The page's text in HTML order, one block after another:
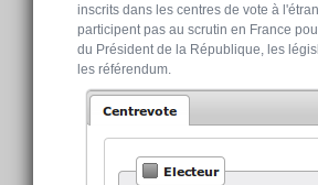
inscrits dans les centres de vote à
participent pas au scrutin en France
du Président de la République, les
les référendum.